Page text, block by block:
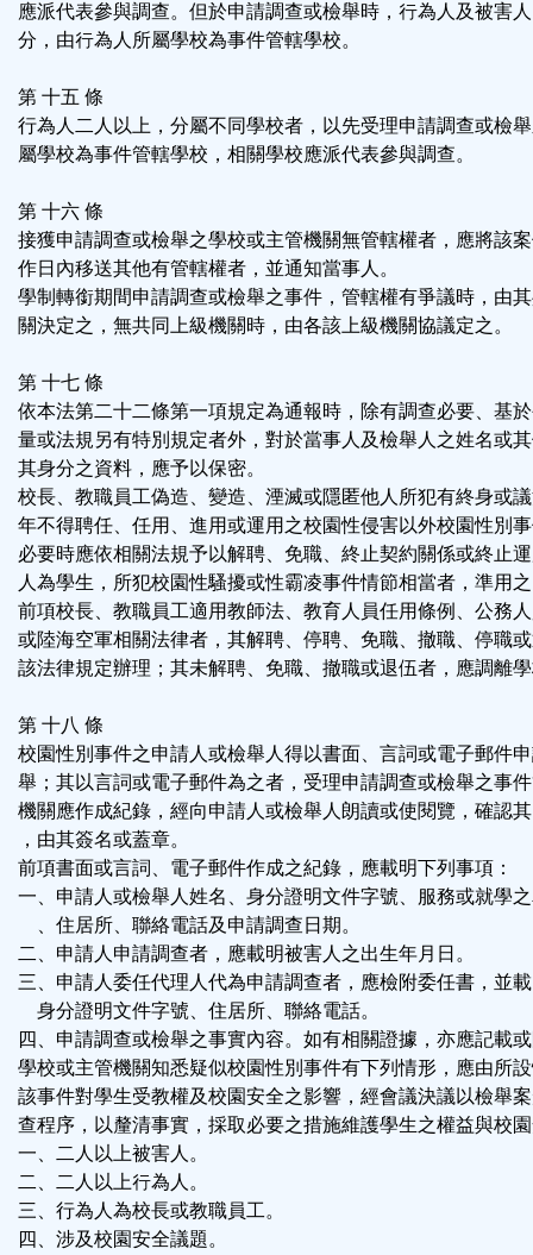
應派代表參與調查。但於申請調查或檢舉時，行為人及被害
分，由行為人所屬學校為事件管轄學校。
第 十五 條
行為人二人以上，分屬不同學校者，以先受理申請調查或檢
屬學校為事件管轄學校，相關學校應派代表參與調查。
第 十六 條
接獲申請調查或檢舉之學校或主管機關無管轄權者，應將該
作日內移送其他有管轄權者，並通知當事人。
學制轉銜期間申請調查或檢舉之事件，管轄權有爭議時，由
關決定之，無共同上級機關時，由各該上級機關協議定之。
第 十七 條
依本法第二十二條第一項規定為通報時，除有調查必要、基
量或法規另有特別規定者外，對於當事人及檢舉人之姓名或
其身分之資料，應予以保密。
校長、教職員工偽造、變造、湮滅或隱匿他人所犯有終身或
年不得聘任、任用、進用或運用之校園性侵害以外校園性別
必要時應依相關法規予以解聘、免職、終止契約關係或終止
人為學生，所犯校園性騷擾或性霸凌事件情節相當者，準用
前項校長、教職員工適用教師法、教育人員任用條例、公務
或陸海空軍相關法律者，其解聘、停聘、免職、撤職、停職
該法律規定辦理；其未解聘、免職、撤職或退伍者，應調離
第 十八 條
校園性別事件之申請人或檢舉人得以書面、言詞或電子郵件
舉；其以言詞或電子郵件為之者，受理申請調查或檢舉之事
機關應作成紀錄，經向申請人或檢舉人朗讀或使閱覽，確認
，由其簽名或蓋章。
前項書面或言詞、電子郵件作成之紀錄，應載明下列事項：
一、申請人或檢舉人姓名、身分證明文件字號、服務或就學
、住居所、聯絡電話及申請調查日期。
二、申請人申請調查者，應載明被害人之出生年月日。
三、申請人委任代理人代為申請調查者，應檢附委任書，並
身分證明文件字號、住居所、聯絡電話。
四、申請調查或檢舉之事實內容。如有相關證據，亦應記載
學校或主管機關知悉疑似校園性別事件有下列情形，應由所
該事件對學生受教權及校園安全之影響，經會議決議以檢舉
查程序，以釐清事實，採取必要之措施維護學生之權益與校
一、二人以上被害人。
二、二人以上行為人。
三、行為人為校長或教職員工。
四、涉及校園安全議題。